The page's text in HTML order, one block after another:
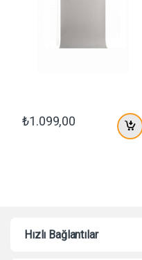
₺1.099,00
Hızlı Bağlantılar